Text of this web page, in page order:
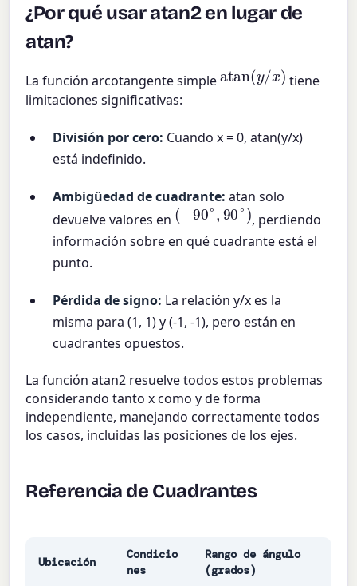
¿Por qué usar atan2 en lugar de
atan?
La función arcotangente simple
atan(y/x)
tiene
limitaciones significativas:
División por cero: Cuando x = 0, atan(y/x)
está indefinido.
Ambigüedad de cuadrante: atan solo
devuelve valores en
(−90°,90°)
, perdiendo
información sobre en qué cuadrante está el
punto.
Pérdida de signo: La relación y/x es la
misma para (1, 1) y (-1, -1), pero están en
cuadrantes opuestos.
La función atan2 resuelve todos estos problemas
considerando tanto x como y de forma
independiente, manejando correctamente todos
los casos, incluidas las posiciones de los ejes.
Referencia de Cuadrantes
Ubicación
Condicio
nes
Rango de ángulo
(grados)